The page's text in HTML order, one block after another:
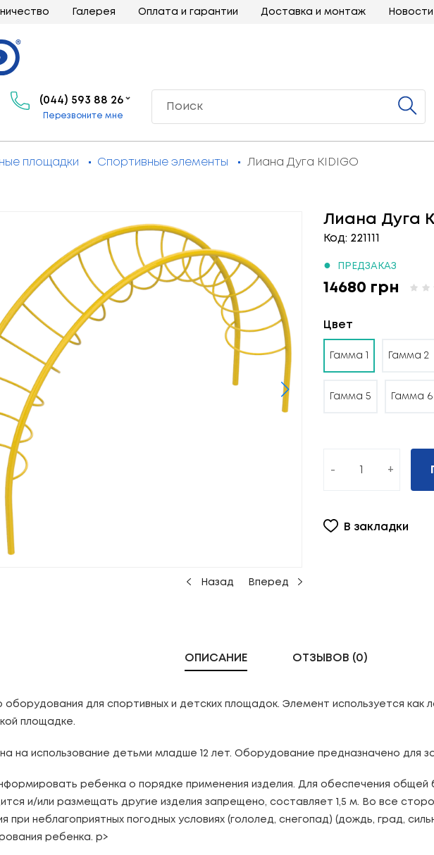
Галерея Оплата и гарантии Доставка и монтаж Новости
(044) 593 88 26
Перезвоните мне
площадки Спортивные элементы Лиана Дуга KIDIGO
Назад Вперед
Лиана Дуга
Код: 221111
● ПРЕДЗАКАЗ
14680 грн
Цвет
Гамма 1 Гамма 2
Гамма 5 Гамма 6
- +
В закладки
ОПИСАНИЕ ОТЗЫВОВ (0)
для спортивных и детских площадок. Элемент используется как
площадке.
на использование детьми младше 12 лет. Оборудование предназначено для
ребенка о порядке применения изделия. Для обеспечения общей
и/или размещать другие изделия запрещено, составляет 1,5 м. Во все
при неблагоприятных погодных условиях (гололед, снегопад) (дождь, град,
ребенка. p>